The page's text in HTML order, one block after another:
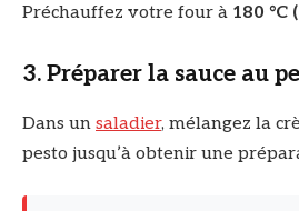
Préchauffez votre four à 180 °C
3. Préparer la sauce au
Dans un saladier, mélangez la
pesto jusqu’à obtenir une